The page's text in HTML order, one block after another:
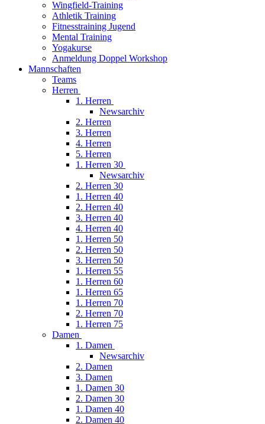
Wingfield-Training
Athletik Training
Fitnesstraining Jugend
Mental Training
Yogakurse
Anmeldung Doppel Workshop
Mannschaften
Teams
Herren
1. Herren
Newsarchiv
2. Herren
3. Herren
4. Herren
5. Herren
1. Herren 30
Newsarchiv
2. Herren 30
1. Herren 40
2. Herren 40
3. Herren 40
4. Herren 40
1. Herren 50
2. Herren 50
3. Herren 50
1. Herren 55
1. Herren 60
1. Herren 65
1. Herren 70
2. Herren 70
1. Herren 75
Damen
1. Damen
Newsarchiv
2. Damen
3. Damen
1. Damen 30
2. Damen 30
1. Damen 40
2. Damen 40